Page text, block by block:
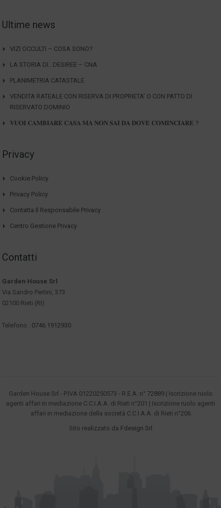
Ultime news
VIZI OCCULTI – COSA SONO?
LA STORIA DI…DESIREE – CNA
PLANIMETRIA CATASTALE
VENDITA RATEALE CON RISERVA DI PROPRIETA’ O CON PATTO DI
RISERVATO DOMINIO
𝐕𝐔𝐎𝐈 𝐂𝐀𝐌𝐁𝐈𝐀𝐑𝐄 𝐂𝐀𝐒𝐀 𝐌𝐀 𝐍𝐎𝐍 𝐒𝐀𝐈 𝐃𝐀 𝐃𝐎𝐕𝐄 𝐂𝐎𝐌𝐈𝐍𝐂𝐈𝐀𝐑𝐄 ?
Privacy
Cookie Policy
Privacy Policy
Contatta Il Responsabile Privacy
Centro Gestione Privacy
Contatti
Garden House Srl
Via Sandro Pertini, 373
02100 Rieti (RI)
Telefono : 0746.1912930
Garden House Srl - P.IVA 01220250573 - R.E.A. n° 72889 | Iscrizione ruolo
agenti affari in mediazione C.C.I.A.A. di Rieti n°201 | Iscrizione ruolo agenti
affari in mediazione della società C.C.I.A.A. di Rieti n°206
Sito realizzato da Fdesign Srl